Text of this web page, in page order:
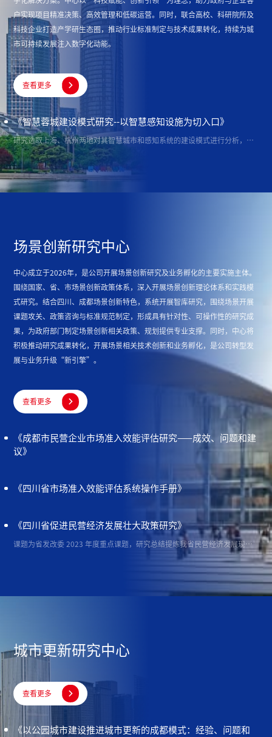
户实现项目精准决策、高效管理和低碳运营。同时，联合高校、科研院所及
科技企业打造产学研生态圈，推动行业标准制定与技术成果转化，持续为城
市可持续发展注入数字化动能。
查看更多 
《智慧蓉城建设模式研究--以智慧感知设施为切入口》
研究选取上海、杭州两地对其智慧城市和感知系统的建设模式进行分析，结合成都市本地的建设运营现状，提出要整合各方资源，设立市属国有企业智慧城市建设运营平台统筹、高效推动成都市智慧城市建设的政策建议。
场景创新研究中心
中心成立于2026年，是公司开展场景创新研究及业务孵化的主要实施主体。
围绕国家、省、市场景创新政策体系，深入开展场景创新理论体系和实践模
式研究。结合四川、成都场景创新特色，系统开展智库研究，围绕场景开展
课题攻关、政策咨询与标准规范制定，形成具有针对性、可操作性的研究成
果，为政府部门制定场景创新相关政策、规划提供专业支撑。同时，中心将
积极推动研究成果转化，开展场景相关技术创新和业务孵化，是公司转型发
展与业务升级“新引擎”。
查看更多 
《成都市民营企业市场准入效能评估研究——成效、问题和建
议》
《四川省市场准入效能评估系统操作手册》
《四川省促进民营经济发展壮大政策研究》
课题为省发改委 2023 年度重点课题，研究总结提炼我省民营经济发展现状、成效举措和存在问题，深入分析我省民营经济面临的机遇和挑战，学习借鉴发达地区地方支持民营经济发展壮大的典型做法，研究提出推动我省民营经济发展壮大的政策措施，为相关部门出台民营经济政策提供决策参考。
城市更新研究中心
查看更多 
《以公园城市建设推进城市更新的成都模式：经验、问题和